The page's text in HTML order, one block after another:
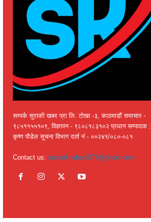
सम्पर्क सुराकी खबर प्रा लि. टोखा -३, काठमाडौं समाचार -
९८५११५५१०९, विज्ञापन - ९८०८१८३१०२ प्रधान सम्पादक :
कृष्ण पौडेल सूचना विभाग दर्ता नं - ००२४९/०८०-०८१
Contact us: surakikhabar2078@gmail.com